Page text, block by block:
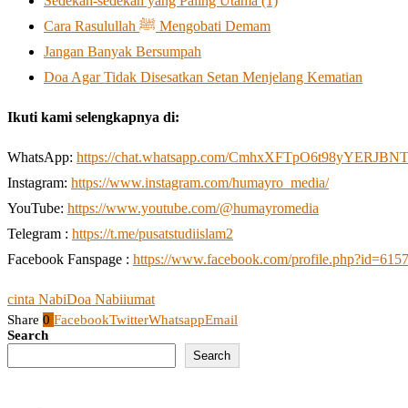
Cara Rasulullah ﷺ Mengobati Demam
Jangan Banyak Bersumpah
Doa Agar Tidak Disesatkan Setan Menjelang Kematian
Ikuti kami selengkapnya di:
WhatsApp: https://chat.whatsapp.com/
Instagram: https://www.instagram.com/humayro_media/
YouTube: https://www.youtube.com/@humayromedia
Telegram : https://t.me/pusatstudiislam2
Facebook Fanspage : https://www.facebook.com/
cinta NabiDoa Nabiiumat
Share 0 FacebookTwitterWhatsappEmail
Search
Search